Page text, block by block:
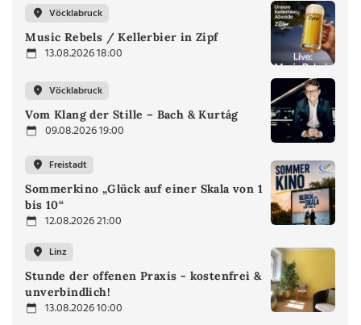
Vöcklabruck
Music Rebels / Kellerbier in Zipf
13.08.2026 18:00
Vöcklabruck
Vom Klang der Stille – Bach & Kurtág
09.08.2026 19:00
Freistadt
Sommerkino „Glück auf einer Skala von 1
bis 10“
12.08.2026 21:00
Linz
Stunde der offenen Praxis - kostenfrei &
unverbindlich!
13.08.2026 10:00